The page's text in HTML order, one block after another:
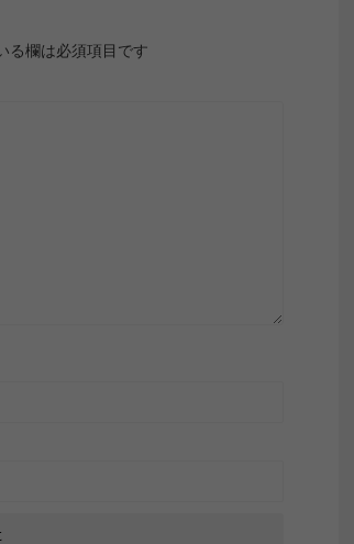
る欄は必須項目です